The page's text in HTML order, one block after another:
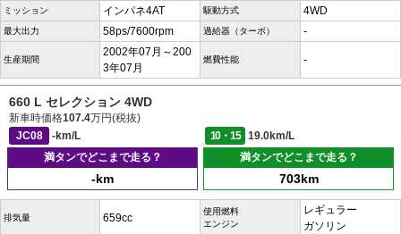
ミッション インパネ4AT 駆動方式 4WD
最大出力 58ps/7600rpm 過給器（ターボ） -
生産期間
2002年07月～200
3年07月
燃費性能 -
660 L セレクション 4WD
新車時価格107.4万円(税抜)
JC08
-km/L 10・15
19.0km/L
満タンでどこまで走る？
-km
満タンでどこまで走る？
703km
排気量 659cc
使用燃料
エンジン
レギュラー
ガソリン